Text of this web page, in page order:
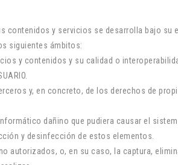
contenidos y servicios se desarrolla bajo
siguientes ámbitos:
y contenidos y su calidad o
y, en concreto, de los derechos de
dañino que pudiera causar el
y desinfección de estos elementos.
autorizados, o, en su caso, la captura,